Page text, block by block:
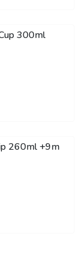
300ml
260ml +9m